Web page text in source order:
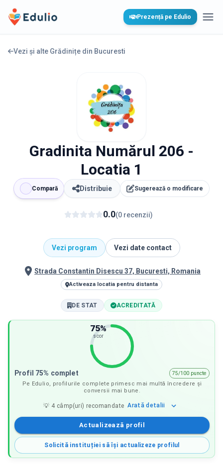
Edulio Prezență pe Edulio
Vezi și alte Grădinițe din Bucuresti
Gradinita Numărul 206 -
Locatia 1
Compară Distribuie Sugerează o modificare
0.0(0 recenzii)
Vezi program Vezi date contact
Strada Constantin Disescu 37, Bucuresti, Romania
Activeaza locatia pentru distanta
DE STAT ACREDITATĂ
75%
scor
Profil 75% complet
75/100 puncte
Pe Edulio, profilurile complete primesc mai multă încredere și
conversii mai bune.
💡 4 câmp(uri) recomandate Arată detalii
Actualizează profil
Solicită instituției să își actualizeze profilul